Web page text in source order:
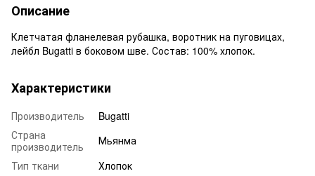
Описание
Клетчатая фланелевая рубашка, воротник на пуговицах,
лейбл Bugatti в боковом шве. Состав: 100% хлопок.
Характеристики
Производитель
Bugatti
Страна
производитель
Мьянма
Тип ткани
Хлопок